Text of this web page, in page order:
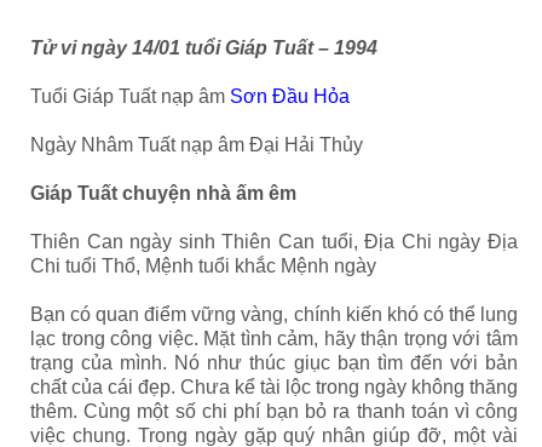
Tử vi ngày 14/01 tuổi Giáp Tuất – 1994
Tuổi Giáp Tuất nạp âm Sơn Đầu Hỏa
Ngày Nhâm Tuất nạp âm Đại Hải Thủy
Giáp Tuất chuyện nhà ấm êm
Thiên Can ngày sinh Thiên Can tuổi, Địa Chi ngày Địa
Chi tuổi Thổ, Mệnh tuổi khắc Mệnh ngày
Bạn có quan điểm vững vàng, chính kiến khó có thể lung
lạc trong công việc. Mặt tình cảm, hãy thận trọng với tâm
trạng của mình. Nó như thúc giục bạn tìm đến với bản
chất của cái đẹp. Chưa kể tài lộc trong ngày không thăng
thêm. Cùng một số chi phí bạn bỏ ra thanh toán vì công
việc chung. Trong ngày gặp quý nhân giúp đỡ, một vài